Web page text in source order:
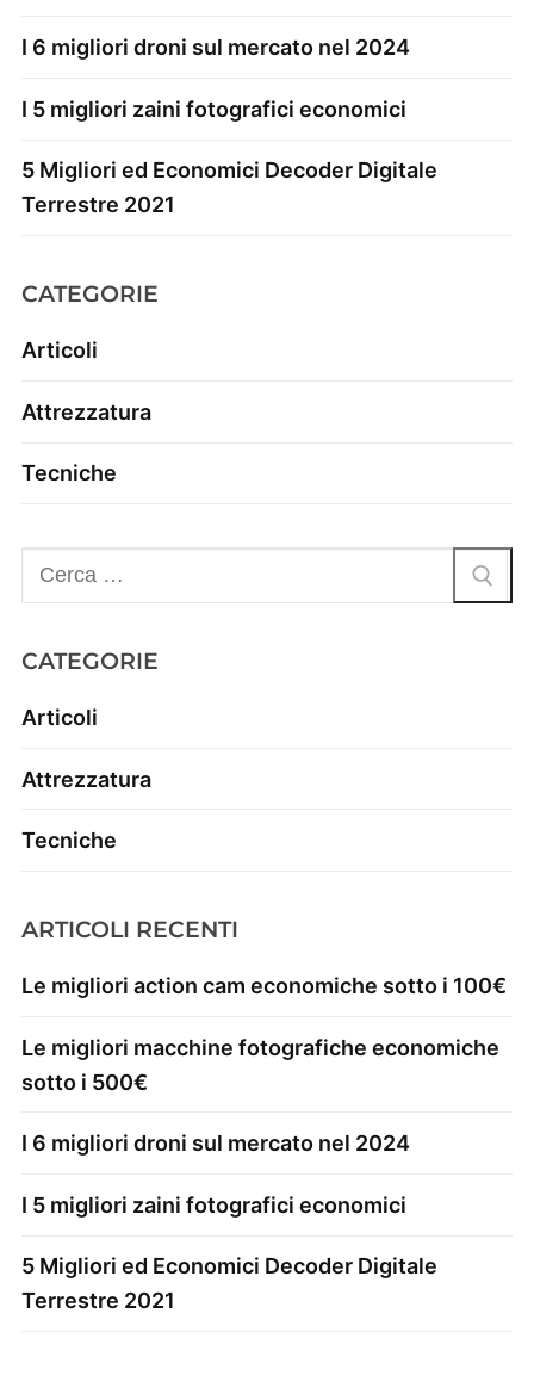
I 6 migliori droni sul mercato nel 2024
I 5 migliori zaini fotografici economici
5 Migliori ed Economici Decoder Digitale
Terrestre 2021
CATEGORIE
Articoli
Attrezzatura
Tecniche
CATEGORIE
Articoli
Attrezzatura
Tecniche
ARTICOLI RECENTI
Le migliori action cam economiche sotto i 100€
Le migliori macchine fotografiche economiche
sotto i 500€
I 6 migliori droni sul mercato nel 2024
I 5 migliori zaini fotografici economici
5 Migliori ed Economici Decoder Digitale
Terrestre 2021